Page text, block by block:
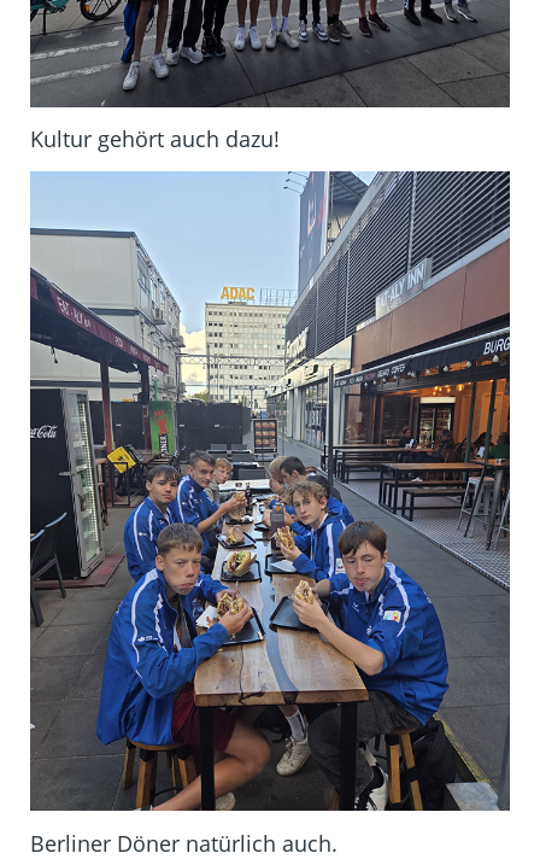
Kultur gehört auch dazu!
Berliner Döner natürlich auch.